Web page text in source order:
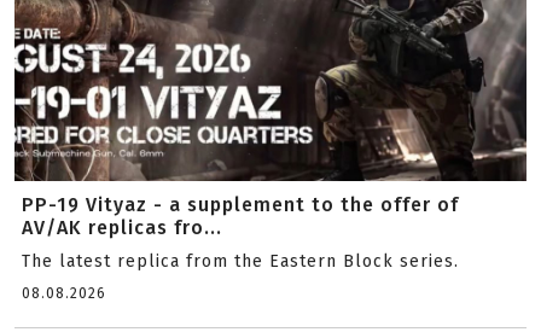
PP-19 Vityaz - a supplement to the offer of
AV/AK replicas fro...
The latest replica from the Eastern Block series.
08.08.2026